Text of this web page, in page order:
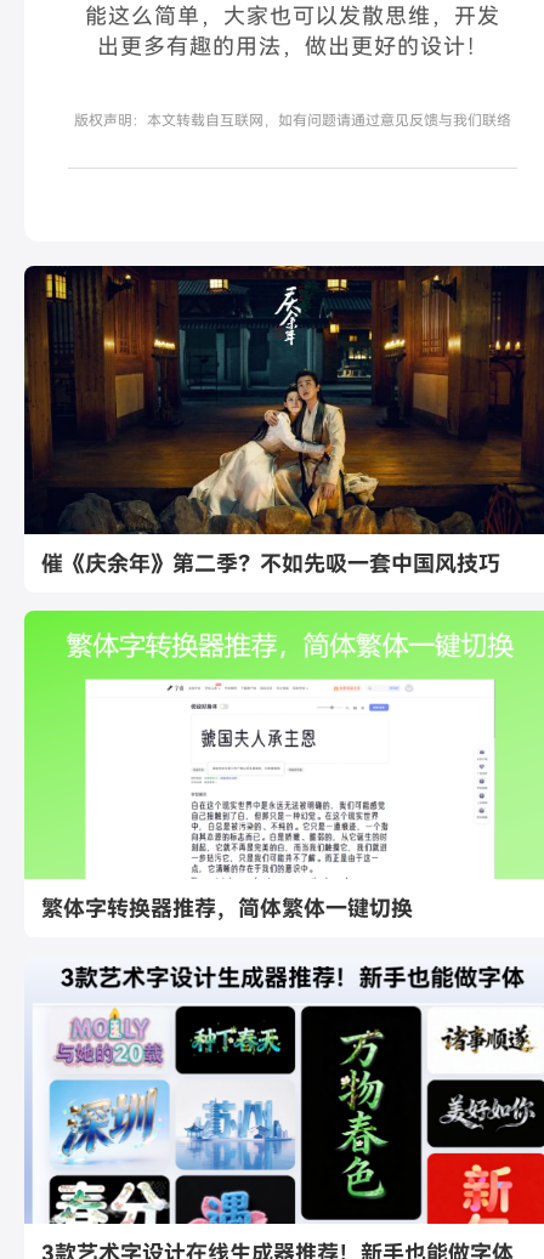
能这么简单，大家也可以发散思维，开发
出更多有趣的用法，做出更好的设计！
版权声明：本文转载自互联网，如有问题请通过意见反馈与我们联络
催《庆余年》第二季？不如先吸一套中国风技巧
繁体字转换器推荐，简体繁体一键切换
3款艺术字设计在线生成器推荐！新手也能做字体